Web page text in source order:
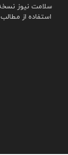
سلامت نیوز
استفاده از